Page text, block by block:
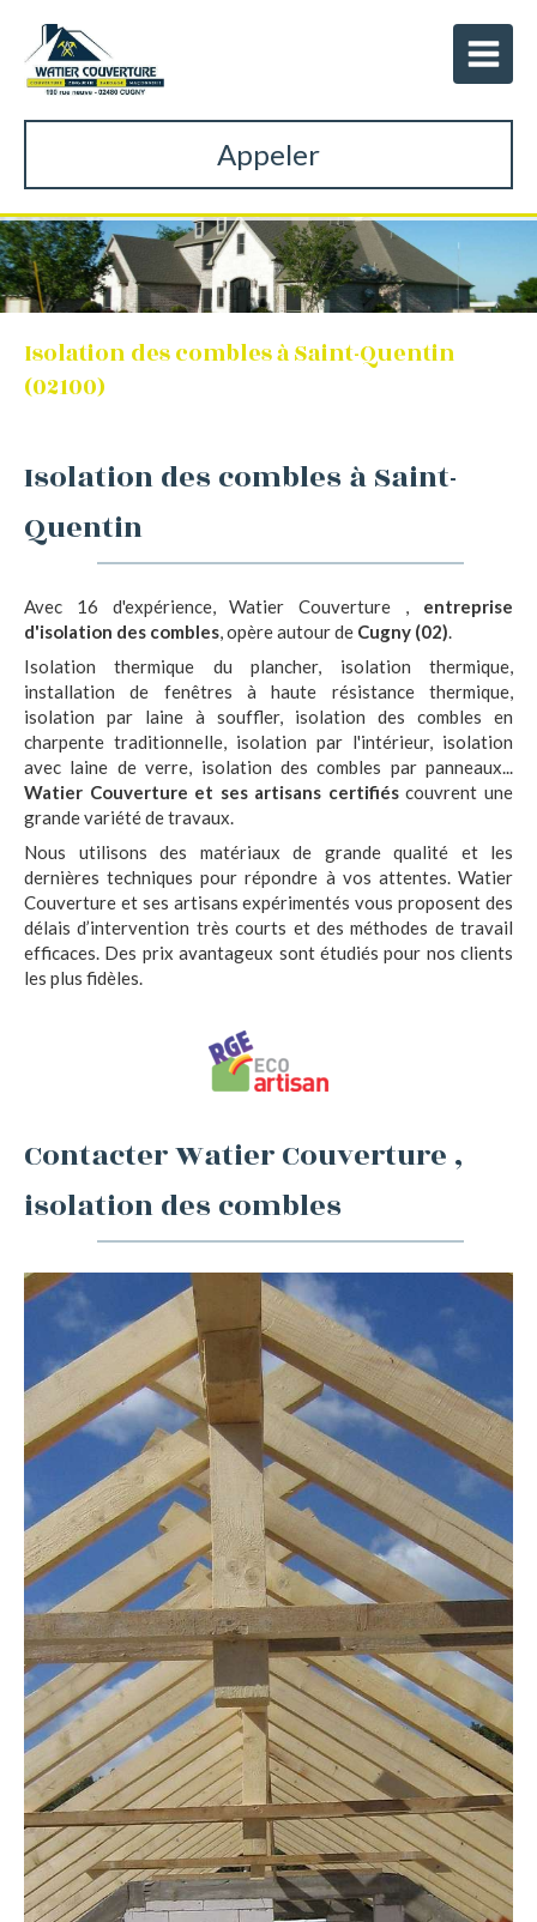
Appeler
Isolation des combles à Saint-Quentin
(02100)
Isolation des combles à Saint-
Quentin
Avec 16 d'expérience, Watier Couverture , entreprise
d'isolation des combles, opère autour de Cugny (02).
Isolation thermique du plancher, isolation thermique,
installation de fenêtres à haute résistance thermique,
isolation par laine à souffler, isolation des combles en
charpente traditionnelle, isolation par l'intérieur, isolation
avec laine de verre, isolation des combles par panneaux...
Watier Couverture et ses artisans certifiéscouvrent une
grande variété de travaux.
Nous utilisons des matériaux de grande qualité et les
dernières techniques pour répondre à vos attentes. Watier
Couverture et ses artisans expérimentés vous proposent des
délais d’intervention très courts et des méthodes de travail
efficaces. Des prix avantageux sont étudiés pour nos clients
les plus fidèles.
Contacter Watier Couverture ,
isolation des combles